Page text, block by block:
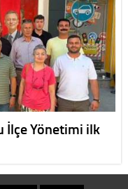
İlçe Yönetimi ilk